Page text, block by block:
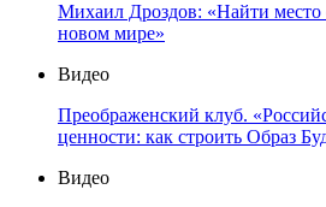
Михаил Дроздов: «Найти место
новом мире»
Видео
Преображенский клуб.
ценности: как строить Образ
Видео